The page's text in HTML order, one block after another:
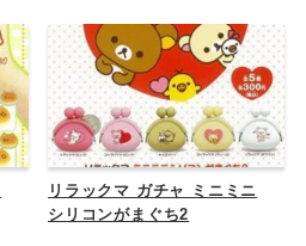
リラックマ ガチャ ミニミニ
シリコンがまぐち2